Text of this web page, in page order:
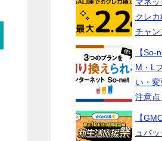
クレ
チャン
【So-
M・L
い・
注意点
【
ュバッ